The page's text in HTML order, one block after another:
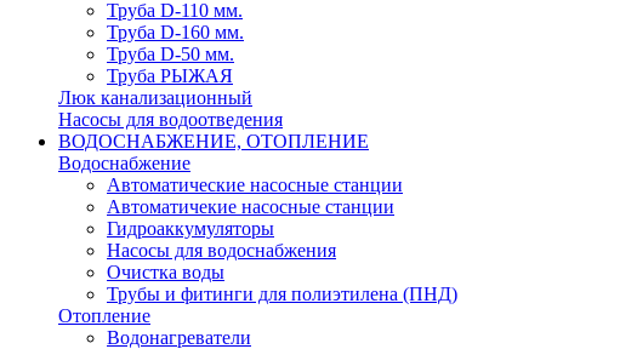
Труба D-110 мм.
Труба D-160 мм.
Труба D-50 мм.
Труба РЫЖАЯ
Люк канализационный
Насосы для водоотведения
ВОДОСНАБЖЕНИЕ, ОТОПЛЕНИЕ
Водоснабжение
Автоматичеcкие насосные станции
Автоматичекие насосные станции
Гидроаккумуляторы
Насосы для водоснабжения
Очистка воды
Трубы и фитинги для полиэтилена (ПНД)
Отопление
Водонагреватели